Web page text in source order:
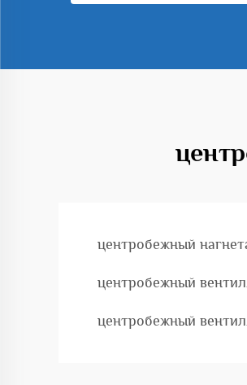
центробежный
центробежный
центробежный